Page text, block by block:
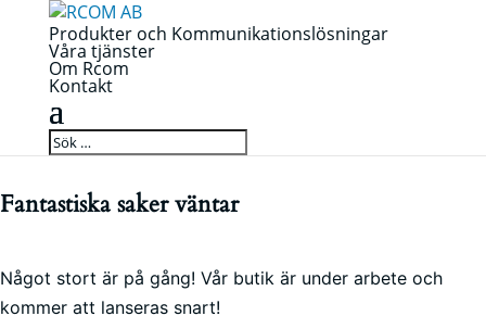
Produkter och Kommunikationslösningar
Våra tjänster
Om Rcom
Kontakt
Fantastiska saker väntar
Något stort är på gång! Vår butik är under arbete och
kommer att lanseras snart!